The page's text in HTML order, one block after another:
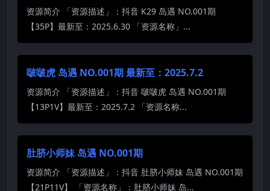
资源简介 「资源描述」：抖音 K29 岛遇 NO.001期
【35P】最新至：2025.6.30 「资源名称」...
啵啵虎 岛遇 NO.001期 最新至：2025.7.2
资源简介 「资源描述」：抖音 啵啵虎 岛遇 NO.001期
【13P1V】最新至：2025.7.2 「资源名称...
肚脐小师妹 岛遇 NO.001期
资源简介 「资源描述」：抖音 肚脐小师妹 岛遇 NO.001期
【21P11V】 「资源名称」：肚脐小师妹 岛...